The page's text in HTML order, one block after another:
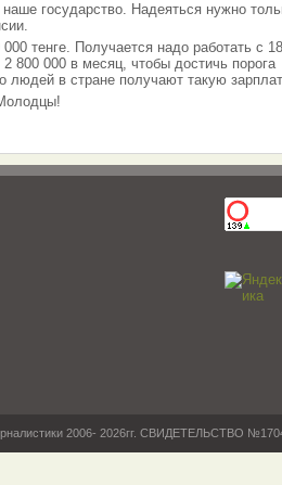
государство. Надеяться нужно
тенге. Получается надо работать с
800 000 в месяц, чтобы достичь порога
людей в стране получают такую
2006- 2026гг. СВИДЕТЕЛЬСТВО